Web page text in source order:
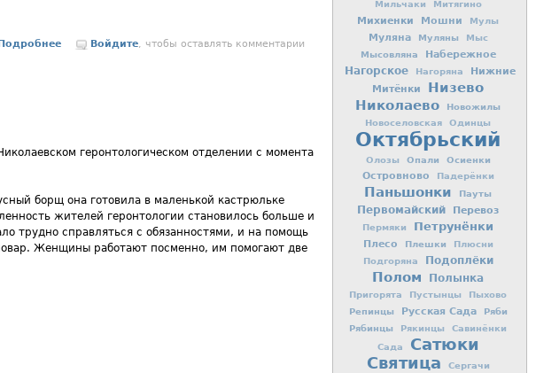
о Во славу Божию открылся миссионерский отдел
Войдите, чтобы оставлять комментарии
геронтологическом отделении с момента
борщ она готовила в маленькой кастрюльке
жителей геронтологии становилось больше и
трудно справляться с обязанностями, и на помощь
Женщины работают посменно, им помогают две
Мильчаки Митягино
Михиенки Мошни Мулы
Муляна Муляны Мыс
Мысовляна Набережное
Нагорское Нагоряна
Нижние
Митёнки
Низево
Николаево
Новожилы
Новоселовская Одинцы
Октябрьский
Олозы Опали Осиенки
Островново Падерёнки
Паньшонки Пауты
Первомайский Перевоз
Пермяки Петрунёнки
Плесо Плешки
Плюсни
Подгоряна
Подоплёки
Полом Полынка
Пригорята Пустынцы Пыхово
Репинцы Русская Сада
Ряби
Рябинцы
Рякинцы
Савинёнки
Сада
Сатюки
Святица
Сергачи